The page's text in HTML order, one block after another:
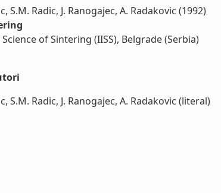
Radic, J. Ranogajec, A. Radakovic (1992)
of Sintering (IISS), Belgrade (Serbia)
S.M. Radic, J. Ranogajec, A. Radakovic (literal)